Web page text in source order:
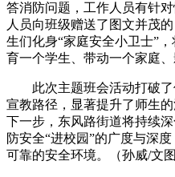
答消防问题，工作人员有针
人员向班级赠送了图文并茂
生们化身“家庭安全小卫士”
育一个学生、带动一个家庭、
此次主题班会活动打破
宣教路径，显著提升了师生
下一步，东风路街道将持续
防安全“进校园”的广度与深
可靠的安全环境。（孙威/文图